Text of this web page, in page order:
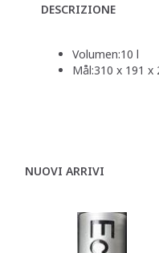
DESCRIZIONE
Volumen:10 l
Mål:310 x 191 x
NUOVI ARRIVI